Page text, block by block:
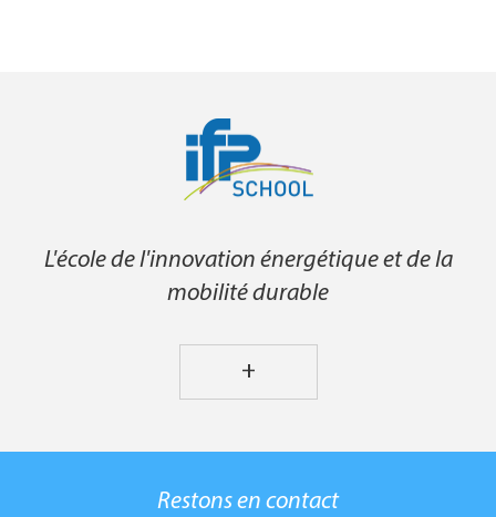
L'école de l'innovation énergétique et de la
mobilité durable
+
Restons en contact